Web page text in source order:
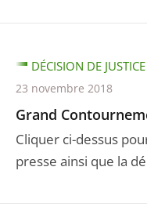
Grand
Cliquer ci-dessus
presse ainsi que la
DÉCISION DE JUSTICE
23 novembre 2018